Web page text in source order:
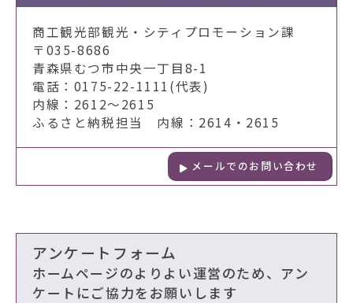
商工観光部観光・シティプロモーション課
〒035-8686
青森県むつ市中央一丁目8-1
電話：0175-22-1111(代表)
内線：2612～2615
ふるさと納税担当 内線：2614・2615
メールでのお問い合わせ
アンケートフォーム
ホームページのよりよい運営のため、アン
ケートにご協力をお願いします